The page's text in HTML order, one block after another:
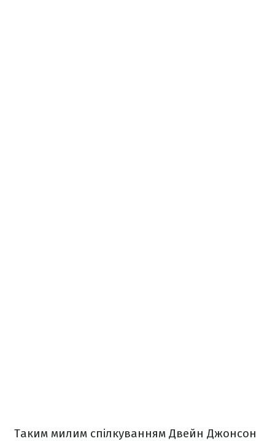
Таким милим спілкуванням Двейн Джонсон